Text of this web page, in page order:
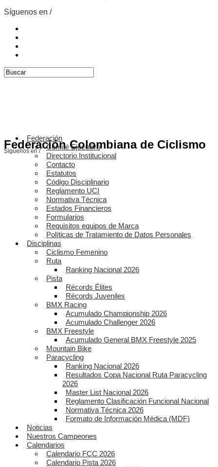
Síguenos en /
Federación Colombiana de Ciclismo
Síguenos en /
Federación
Comité Ejecutivo
Directorio Institucional
Contacto
Estatutos
Código Disciplinario
Reglamento UCI
Normativa Técnica
Estados Financieros
Formularios
Requisitos equipos de Marca
Políticas de Tratamiento de Datos Personales
Disciplinas
Ciclismo Femenino
Ruta
Ranking Nacional 2026
Pista
Récords Élites
Récords Juveniles
BMX Racing
Acumulado Championship 2026
Acumulado Challenger 2026
BMX Freestyle
Acumulado General BMX Freestyle 2025
Mountain Bike
Paracycling
Ranking Nacional 2026
Resultados Copa Nacional Ruta Paracycling
2026
Master List Nacional 2026
Reglamento Clasificación Funcional Nacional
Normativa Técnica 2026
Formato de Información Médica (MDF)
Noticias
Nuestros Campeones
Calendarios
Calendario FCC 2026
Calendario Pista 2026